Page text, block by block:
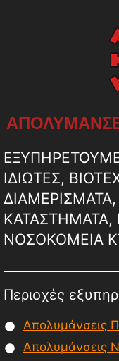
ΙΔΙΩΤΕΣ,
ΚΑΤΑΣΤΗΜΑΤΑ,
ΝΟΣΟΚΟΜΕΙΑ
Περιοχές
Απολυμάνσεις
Απολυμάνσεις